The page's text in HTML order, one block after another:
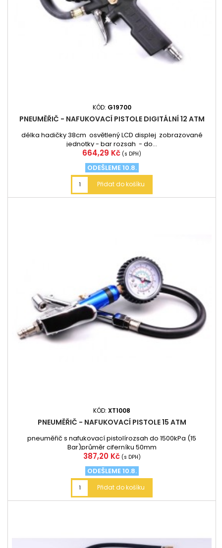
KÓD: G19700
PNEUMĚŘIČ - NAFUKOVACÍ PISTOLE DIGITÁLNÍ 12 ATM
délka hadičky 38cm osvětlený LCD displej zobrazované
jednotky - bar rozsah - do...
Cena
664,29 Kč (s DPH)
ODEŠLEME 10.8.
Přidat do košíku
KÓD: XT1008
PNEUMĚŘIČ - NAFUKOVACÍ PISTOLE 15 ATM
pneuměřič s nafukovací pistolírozsah do 1500kPa (15
Bar)průměr ciferníku 50mm
Cena
387,20 Kč (s DPH)
ODEŠLEME 10.8.
Přidat do košíku